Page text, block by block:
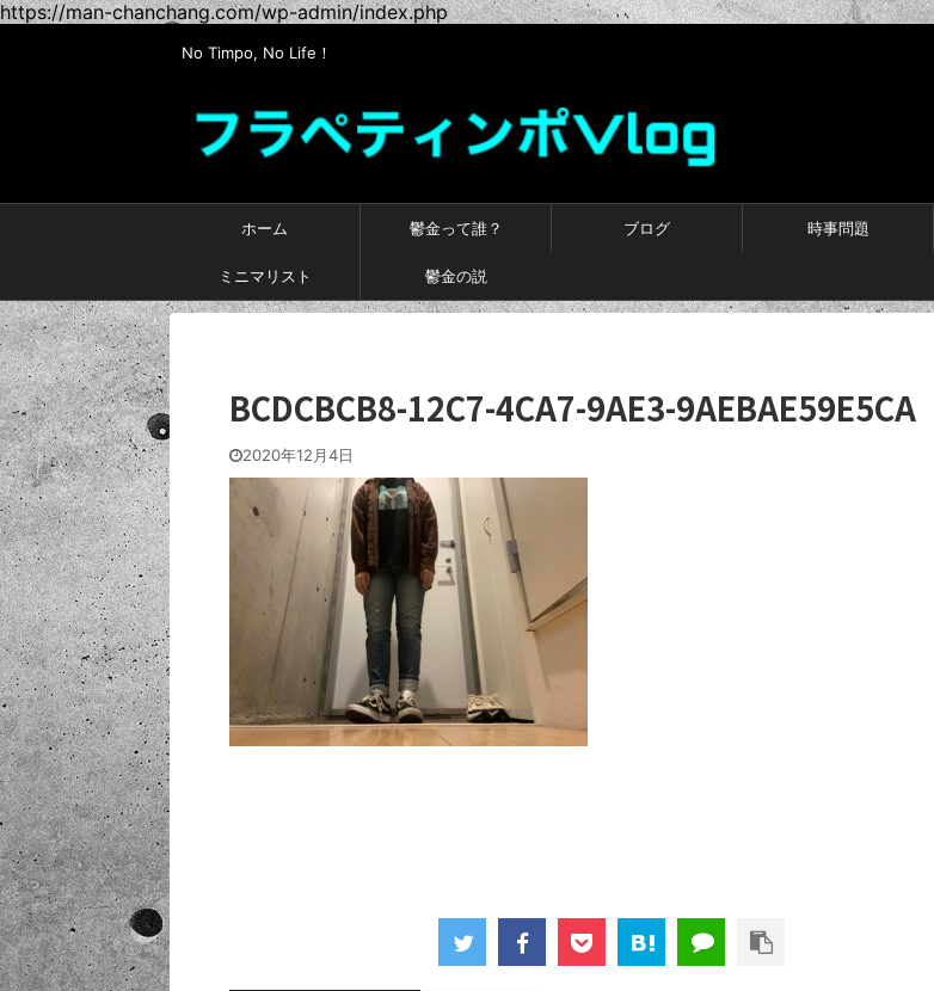
https://man-chanchang.com/wp-admin/index.php
No Timpo, No Life！
ホーム 鬱金って誰？ ブログ 時事問題
ミニマリスト 鬱金の説
BCDCBCB8-12C7-4CA7-9AE3-9AEBAE59E5CA
2020年12月4日